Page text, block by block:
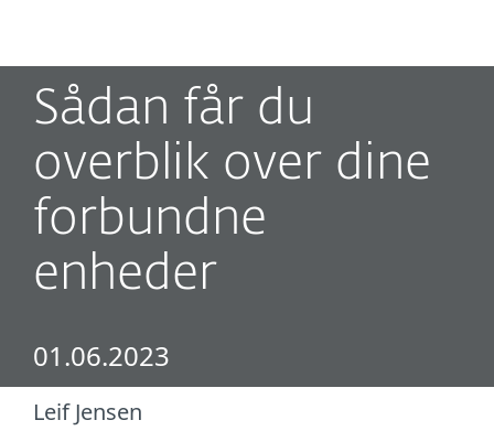
Sådan får du
overblik over dine
forbundne
enheder
01.06.2023
Leif Jensen